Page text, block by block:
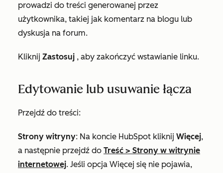
prowadzi do treści generowanej przez
użytkownika, takiej jak komentarz na blogu lub
dyskusja na forum.
Kliknij Zastosuj , aby zakończyć wstawianie linku.
Edytowanie lub usuwanie łącza
Przejdź do treści:
Strony witryny: Na koncie HubSpot kliknij Więcej,
a następnie przejdź do Treść > Strony w witrynie
internetowej. Jeśli opcja Więcej się nie pojawia,